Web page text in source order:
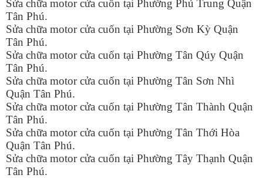
Sửa chữa motor cửa cuốn tại Phường Phú Trung Quận
Tân Phú.
Sửa chữa motor cửa cuốn tại Phường Sơn Kỳ Quận
Tân Phú.
Sửa chữa motor cửa cuốn tại Phường Tân Qúy Quận
Tân Phú.
Sửa chữa motor cửa cuốn tại Phường Tân Sơn Nhì
Quận Tân Phú.
Sửa chữa motor cửa cuốn tại Phường Tân Thành Quận
Tân Phú.
Sửa chữa motor cửa cuốn tại Phường Tân Thới Hòa
Quận Tân Phú.
Sửa chữa motor cửa cuốn tại Phường Tây Thạnh Quận
Tân Phú.